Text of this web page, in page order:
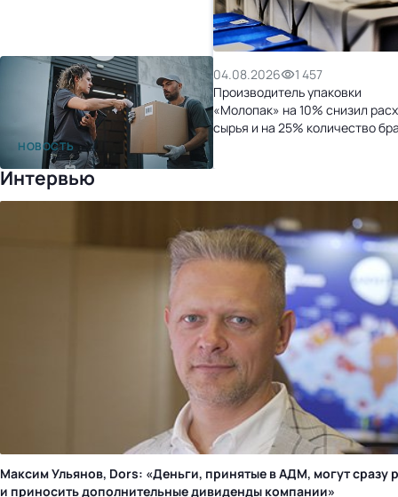
НОВОСТЬ
04.08.2026
1 457
Производитель упаковки
«Молопак» на 10% снизил
сырья и на 25% количество
Интервью
Максим Ульянов, Dors: «Деньги, принятые в АДМ, могут сразу
и приносить дополнительные дивиденды компании»